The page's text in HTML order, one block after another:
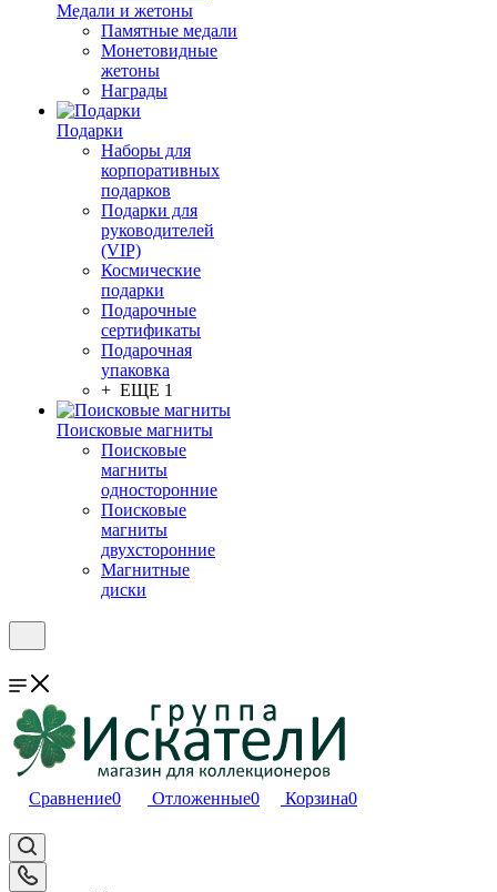
Медали и жетоны
Памятные медали
Монетовидные
жетоны
Награды
Подарки
Наборы для
корпоративных
подарков
Подарки для
руководителей
(VIP)
Космические
подарки
Подарочные
сертификаты
Подарочная
упаковка
+ ЕЩЕ 1
Поисковые магниты
Поисковые
магниты
односторонние
Поисковые
магниты
двухсторонние
Магнитные
диски
Сравнение0 Отложенные0 Корзина0